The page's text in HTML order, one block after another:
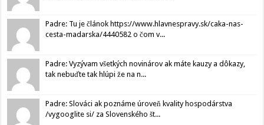
Padre: Tu je článok https://www.hlavnespravy.sk/caka-nas-
cesta-madarska/4440582 o čom v...
Padre: Vyzývam všetkých novinárov ak máte kauzy a dôkazy,
tak nebuďte tak hlúpi že na n...
Padre: Slováci ak poznáme úroveň kvality hospodárstva
/vygooglite si/ za Slovenského št...